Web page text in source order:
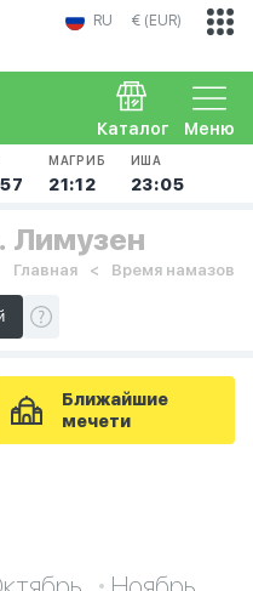
RU € (EUR)
Меню
Каталог
МАГРИБ
21:12
ИША
23:05
Лимузен
Главная Время намазов
Ближайшие
мечети